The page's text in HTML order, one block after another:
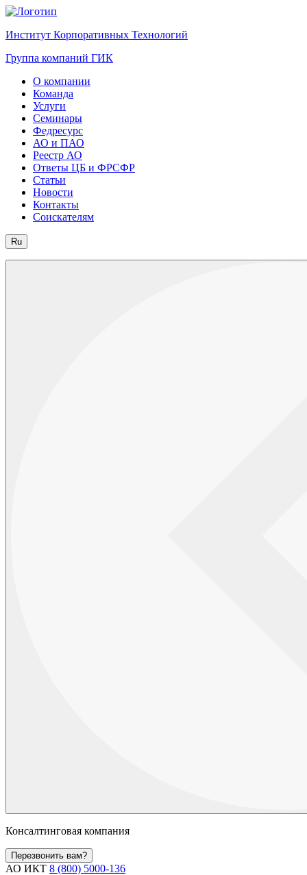
Институт Корпоративных Технологий
Группа компаний ГИК
О компании
Команда
Услуги
Семинары
Федресурс
АО и ПАО
Реестр АО
Ответы ЦБ и ФРСФР
Статьи
Новости
Контакты
Соискателям
Ru
Консалтинговая компания
Перезвонить вам?
АО ИКТ 8 (800) 5000-136